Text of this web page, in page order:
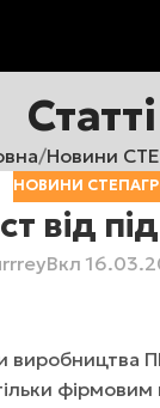
Статті
Новини
НОВИНИ
від
Вкл
виробництва
фірмовим